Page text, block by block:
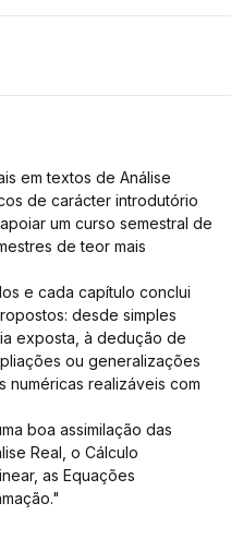
em textos de Análise
de carácter introdutório
um curso semestral de
de teor mais
e cada capítulo conclui
desde simples
exposta, à dedução de
ou generalizações
realizáveis com
boa assimilação das
Real, o Cálculo
as Equações